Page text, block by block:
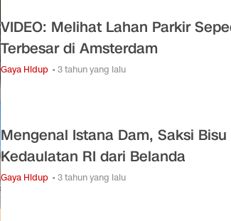
VIDEO: Melihat Lahan Parkir
Terbesar di Amsterdam
Gaya Hidup • 3 tahun yang lalu
Mengenal Istana Dam, Saksi
Kedaulatan RI dari Belanda
Gaya Hidup • 3 tahun yang lalu